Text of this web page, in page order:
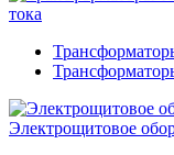
тока
Электрощитовое